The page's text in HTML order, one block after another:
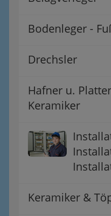
Bodenleger -
Drechsler
Hafner u.
Keramiker
Keramiker &